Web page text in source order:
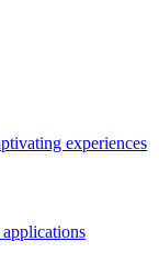
experiences